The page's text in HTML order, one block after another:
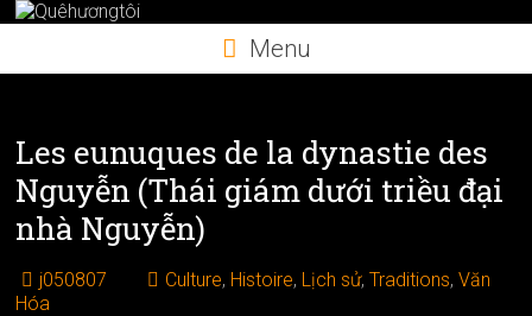
Skip
Menu
Les eunuques de la dynastie des
Nguyễn (Thái giám dưới triều đại
nhà Nguyễn)
j050807 Culture, Histoire, Lịch sử,Traditions,Văn
Hóa